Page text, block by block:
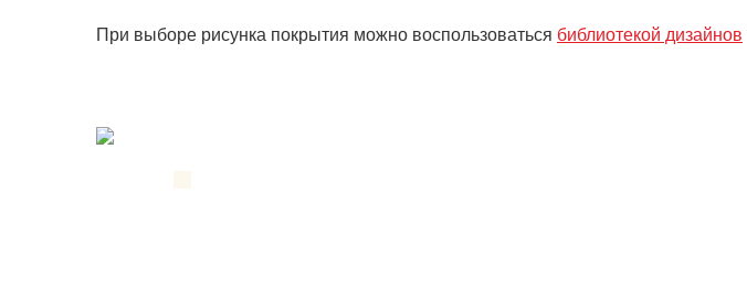
При выборе рисунка покрытия можно воспользоваться библиотекой дизайнов